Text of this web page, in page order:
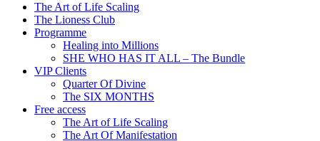
The Art of Life Scaling
The Lioness Club
Programme
Healing into Millions
SHE WHO HAS IT ALL – The Bundle
VIP Clients
Quarter Of Divine
The SIX MONTHS
Free access
The Art of Life Scaling
The Art Of Manifestation